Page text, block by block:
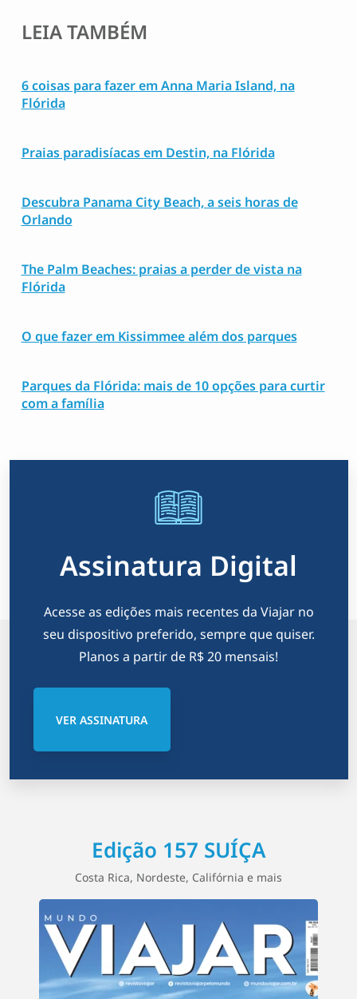
LEIA TAMBÉM
6 coisas para fazer em Anna Maria Island, na
Flórida
Praias paradisíacas em Destin, na Flórida
Descubra Panama City Beach, a seis horas de
Orlando
The Palm Beaches: praias a perder de vista na
Flórida
O que fazer em Kissimmee além dos parques
Parques da Flórida: mais de 10 opções para curtir
com a família
Assinatura Digital
Acesse as edições mais recentes da Viajar no
seu dispositivo preferido, sempre que quiser.
Planos a partir de R$ 20 mensais!
VER ASSINATURA
Edição 157 SUÍÇA
Costa Rica, Nordeste, Califórnia e mais